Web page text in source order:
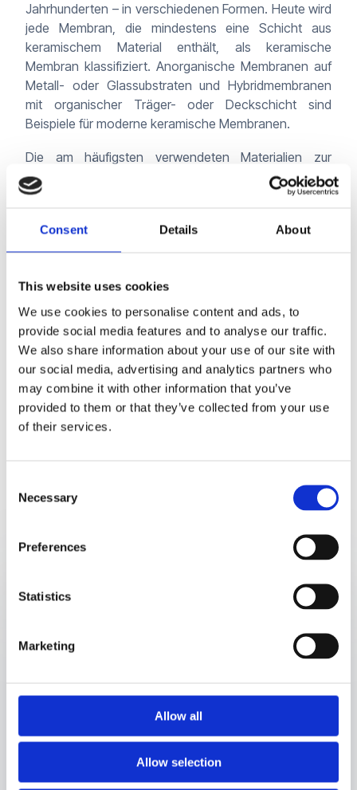
Consent Details About
This website uses cookies
We use cookies to personalise content and ads, to
provide social media features and to analyse our traffic.
We also share information about your use of our site with
our social media, advertising and analytics partners who
may combine it with other information that you’ve
provided to them or that they’ve collected from your use
of their services.
Selection
Necessary
Preferences
Statistics
Marketing
Allow all
Allow selection
Jahrhunderten – in verschiedenen Formen. Heute wird
jede Membran, die mindestens eine Schicht aus
keramischem Material enthält, als keramische
Membran klassifiziert. Anorganische Membranen auf
Metall- oder Glassubstraten und Hybridmembranen
mit organischer Träger- oder Deckschicht sind
Beispiele für moderne keramische Membranen.
Die am häufigsten verwendeten Materialien zur
Herstellung keramischer Membranen sind
Aluminiumoxid, Siliciumdioxid, Titandioxid und
Membranen sind eine neuere Entwicklung und zeigen
eine sehr hohe Permeabilität in
teurer in der Herstellung. Daher fallen hier deutlich
höhere Investitionskosten an.
Laden Sie den vollständigen Artikel als PDF herunter
oder besuchen SieWater Environment Technology,
um mehr zu erfahren.
Newsletter